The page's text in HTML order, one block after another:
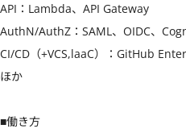
API：Lambda、API Gateway
AuthN/AuthZ：SAML、OIDC、
CI/CD（+VCS,laaC）：GitHub
ほか
■働き方